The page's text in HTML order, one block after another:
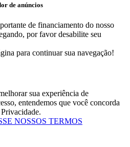
de anúncios
de financiamento do nosso
por favor desabilite seu
para continuar sua navegação!
sua experiência de
entendemos que você concorda
NOSSOS TERMOS